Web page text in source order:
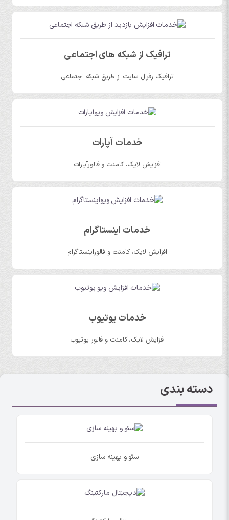
ترافیک از شبکه های اجتماعی
ترافیک رفرال سایت از طریق شبکه اجتماعی
خدمات آپارات
افزایش لایک، کامنت و فالورآپارات
خدمات اینستاگرام
افزایش لایک، کامنت و فالوراینستاگرام
خدمات یوتیوب
افزایش لایک، کامنت و فالور یوتیوب
دسته بندی
سئو و بهینه سازی